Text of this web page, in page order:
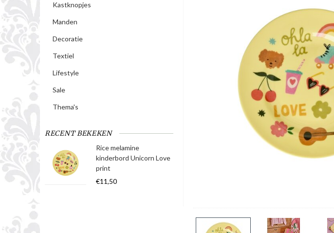
Kastknopjes
Manden
Decoratie
Textiel
Lifestyle
Sale
Thema's
RECENT BEKEKEN
Rice melamine
kinderbord Unicorn Love
print
€11,50